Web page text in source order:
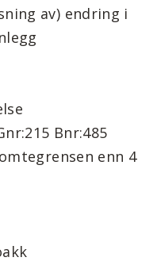
av) endring i
Bnr:485
enn 4